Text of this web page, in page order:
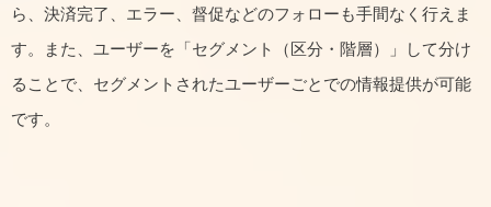
ら、決済完了、エラー、督促などのフォローも手間なく行えま
す。また、ユーザーを「セグメント（区分・階層）」して分け
ることで、セグメントされたユーザーごとでの情報提供が可能
です。